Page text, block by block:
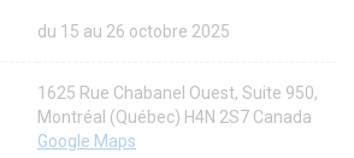
du 15 au 26 octobre 2025
1625 Rue Chabanel Ouest, Suite 950,
Montréal (Québec) H4N 2S7 Canada
Google Maps